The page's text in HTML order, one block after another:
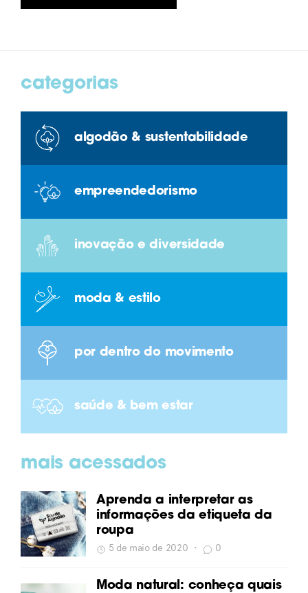
categorias
algodão & sustentabilidade
empreendedorismo
inovação e diversidade
moda & estilo
por dentro do movimento
saúde & bem estar
mais acessados
Aprenda a interpretar as
informações da etiqueta da
roupa
5 de maio de 2020 • 0
Moda natural: conheça quais